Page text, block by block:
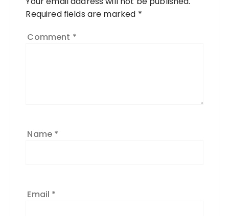
Required fields are marked *
Comment *
Name *
Email *